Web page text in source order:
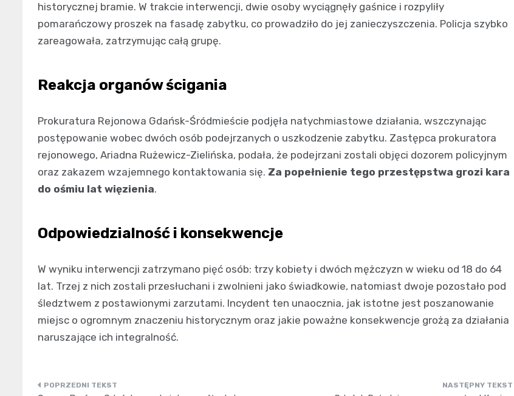
historycznej bramie. W trakcie interwencji, dwie osoby wyciągnęły gaśnice i rozpyliły
pomarańczowy proszek na fasadę zabytku, co prowadziło do jej zanieczyszczenia. Policja szybko
zareagowała, zatrzymując całą grupę.
Reakcja organów ścigania
Prokuratura Rejonowa Gdańsk-Śródmieście podjęła natychmiastowe działania, wszczynając
postępowanie wobec dwóch osób podejrzanych o uszkodzenie zabytku. Zastępca prokuratora
rejonowego, Ariadna Rużewicz-Zielińska, podała, że podejrzani zostali objęci dozorem policyjnym
oraz zakazem wzajemnego kontaktowania się. Za popełnienie tego przestępstwa grozi kara
do ośmiu lat więzienia.
Odpowiedzialność i konsekwencje
W wyniku interwencji zatrzymano pięć osób: trzy kobiety i dwóch mężczyzn w wieku od 18 do 64
lat. Trzej z nich zostali przesłuchani i zwolnieni jako świadkowie, natomiast dwoje pozostało pod
śledztwem z postawionymi zarzutami. Incydent ten unaocznia, jak istotne jest poszanowanie
miejsc o ogromnym znaczeniu historycznym oraz jakie poważne konsekwencje grożą za działania
naruszające ich integralność.
Nawigacja